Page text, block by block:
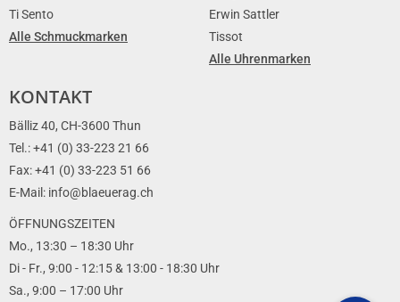
Ti Sento
Alle Schmuckmarken
Erwin Sattler
Tissot
Alle Uhrenmarken
KONTAKT
Bälliz 40, CH-3600 Thun
Tel.: +41 (0) 33-223 21 66
Fax: +41 (0) 33-223 51 66
E-Mail: info@blaeuerag.ch
ÖFFNUNGSZEITEN
Mo., 13:30 – 18:30 Uhr
Di - Fr., 9:00 - 12:15 & 13:00 - 18:30 Uhr
Sa., 9:00 – 17:00 Uhr